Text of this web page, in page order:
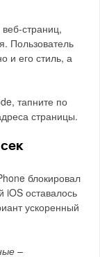
страниц,
Пользователь
и его стиль, а
тапните по
страницы.
блокировал
iOS оставалось
ускоренный
–